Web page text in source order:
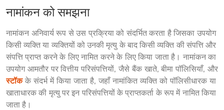
नामांकन को समझना
नामांकन अनिवार्य रूप से उस प्रक्रिया को संदर्भित करता है जिसका उपयोग
किसी व्यक्ति या व्यक्तियों को उनकी मृत्यु के बाद किसी व्यक्ति की संपत्ति और
संपत्ति प्राप्त करने के लिए नामित करने के लिए किया जाता है। नामांकन का
उपयोग आमतौर पर वित्तीय परिसंपत्तियों, जैसे बैंक खाते, बीमा पॉलिसियाँ, और
स्टॉक के संदर्भ में किया जाता है, जहाँ नामांकित व्यक्ति को पॉलिसीधारक या
खाताधारक की मृत्यु पर इन परिसंपत्तियों के प्राप्तकर्ता के रूप में नामित किया
जाता है।